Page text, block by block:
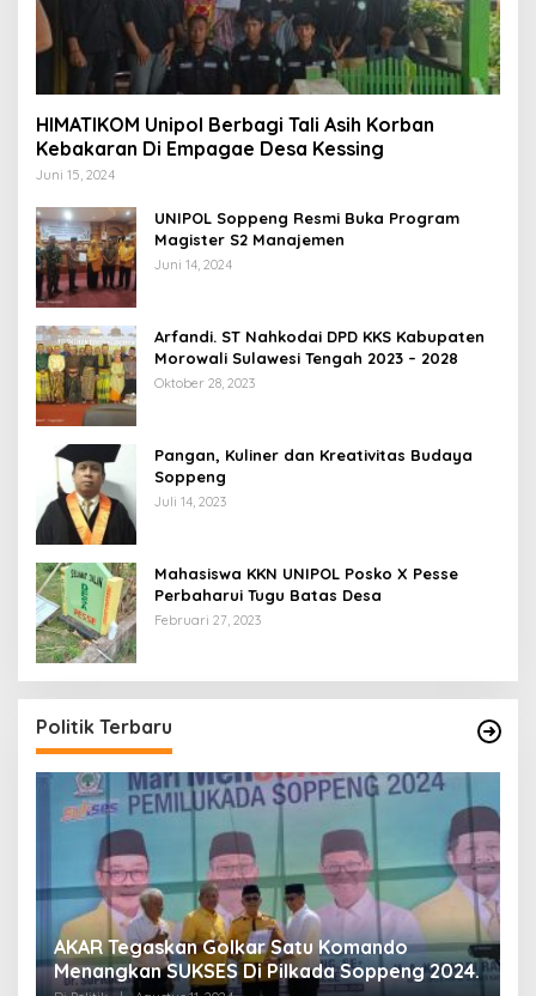
HIMATIKOM Unipol Berbagi Tali Asih Korban
Kebakaran Di Empagae Desa Kessing
Juni 15, 2024
UNIPOL Soppeng Resmi Buka Program
Magister S2 Manajemen
Juni 14, 2024
Arfandi. ST Nahkodai DPD KKS Kabupaten
Morowali Sulawesi Tengah 2023 – 2028
Oktober 28, 2023
Pangan, Kuliner dan Kreativitas Budaya
Soppeng
Juli 14, 2023
Mahasiswa KKN UNIPOL Posko X Pesse
Perbaharui Tugu Batas Desa
Februari 27, 2023
Politik Terbaru
AKAR Tegaskan Golkar Satu Komando
Menangkan SUKSES Di Pilkada Soppeng 2024.